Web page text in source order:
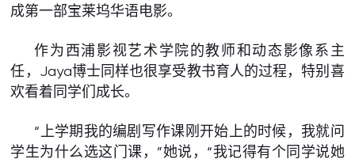
成第一部宝莱坞华语电影。
作为西浦影视艺术学院的教师和动态影像系主
任，Jaya博士同样也很享受教书育人的过程，特别喜
欢看着同学们成长。
“上学期我的编剧写作课刚开始上的时候，我就问
学生为什么选这门课，”她说，“我记得有个同学说她